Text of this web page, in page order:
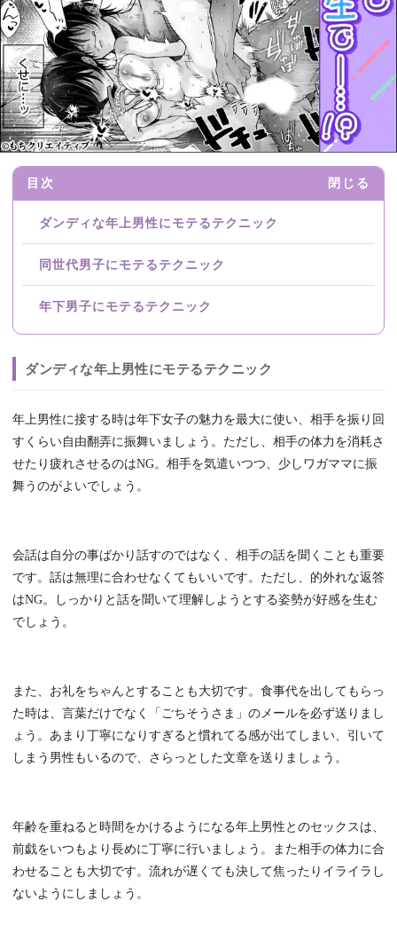
目次 閉じる
ダンディな年上男性にモテるテクニック
同世代男子にモテるテクニック
年下男子にモテるテクニック
ダンディな年上男性にモテるテクニック
年上男性に接する時は年下女子の魅力を最大に使い、相手を振り回
すくらい自由翻弄に振舞いましょう。ただし、相手の体力を消耗さ
せたり疲れさせるのはNG。相手を気遣いつつ、少しワガママに振
舞うのがよいでしょう。
会話は自分の事ばかり話すのではなく、相手の話を聞くことも重要
です。話は無理に合わせなくてもいいです。ただし、的外れな返答
はNG。しっかりと話を聞いて理解しようとする姿勢が好感を生む
でしょう。
また、お礼をちゃんとすることも大切です。食事代を出してもらっ
た時は、言葉だけでなく「ごちそうさま」のメールを必ず送りまし
ょう。あまり丁寧になりすぎると慣れてる感が出てしまい、引いて
しまう男性もいるので、さらっとした文章を送りましょう。
年齢を重ねると時間をかけるようになる年上男性とのセックスは、
前戯をいつもより長めに丁寧に行いましょう。また相手の体力に合
わせることも大切です。流れが遅くても決して焦ったりイライラし
ないようにしましょう。